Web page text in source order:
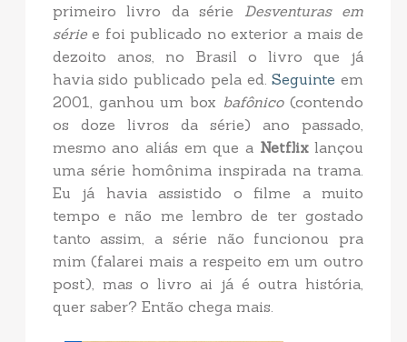
primeiro livro da série Desventuras em
sériee foi publicado no exterior a mais de
dezoito anos, no Brasil o livro que já
havia sido publicado pela ed.Seguinte em
2001, ganhou um box bafônico(contendo
os doze livros da série) ano passado,
mesmo ano aliás em que a Netflixlançou
uma série homônima inspirada na trama.
Eu já havia assistido o filme a muito
tempo e não me lembro de ter gostado
tanto assim, a série não funcionou pra
mim (falarei mais a respeito em um outro
post), mas o livro ai já é outra história,
quer saber? Então chega mais.